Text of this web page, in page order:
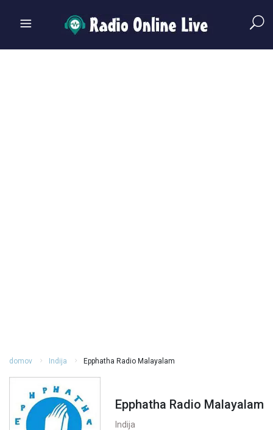
domov Indija Epphatha Radio Malayalam
Epphatha Radio Malayalam
Indija